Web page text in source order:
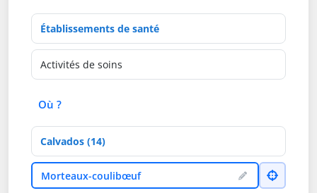
Type d'établissement
Activités de soins
Où ?
Département
VilleMorteaux-coulibœuf